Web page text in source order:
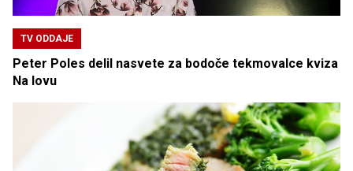
TV ODDAJE
Peter Poles delil nasvete za bodoče tekmovalce kviza
Na lovu